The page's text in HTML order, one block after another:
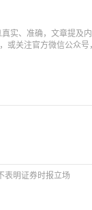
实、准确，文章提及
或关注官方微信公众
表明证券时报立场